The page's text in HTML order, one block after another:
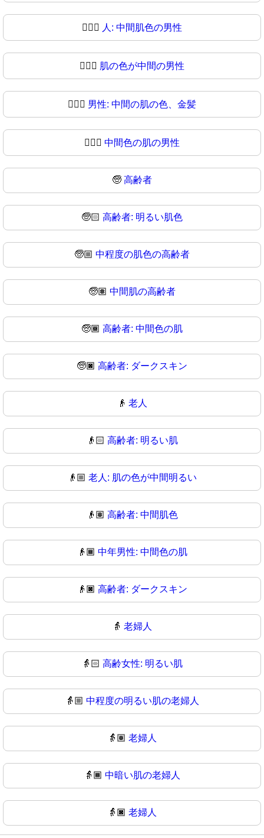
👱🏾‍♂️ 人: 中間肌色の男性
👱🏾‍♂ 肌の色が中間の男性
👱🏿‍♂️ 男性: 中間の肌の色、金髪
👱🏿‍♂ 中間色の肌の男性
🧓 高齢者
🧓🏻 高齢者: 明るい肌色
🧓🏼 中程度の肌色の高齢者
🧓🏽 中間肌の高齢者
🧓🏾 高齢者: 中間色の肌
🧓🏿 高齢者: ダークスキン
👴 老人
👴🏻 高齢者: 明るい肌
👴🏼 老人: 肌の色が中間明るい
👴🏽 高齢者: 中間肌色
👴🏾 中年男性: 中間色の肌
👴🏿 高齢者: ダークスキン
👵 老婦人
👵🏻 高齢女性: 明るい肌
👵🏼 中程度の明るい肌の老婦人
👵🏽 老婦人
👵🏾 中暗い肌の老婦人
👵🏿 老婦人